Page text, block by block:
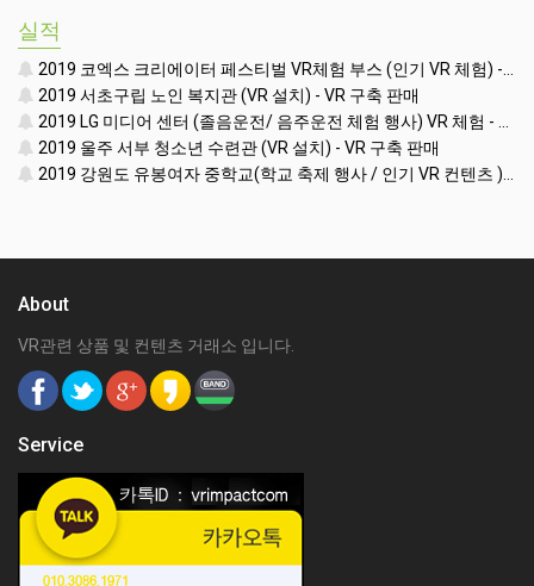
실적
2019 코엑스 크리에이터 페스티벌 VR체험 부스 (인기 VR 체험) - VR렌탈대여 행사
2019 서초구립 노인 복지관 (VR 설치) - VR 구축 판매
2019 LG 미디어 센터 (졸음운전/ 음주운전 체험 행사) VR 체험 - VR 렌탈대여 행사
2019 울주 서부 청소년 수련관 (VR 설치) - VR 구축 판매
2019 강원도 유봉여자 중학교(학교 축제 행사 / 인기 VR 컨텐츠 ) - VR렌탈대여 행사
About
VR관련 상품 및 컨텐츠 거래소 입니다.
Service